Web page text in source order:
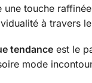
touche
à travers
tendanceest le
mode